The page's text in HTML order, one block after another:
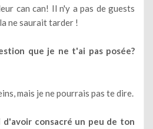
can can! Il n'y a pas de guests
ne saurait tarder !
que je ne t'ai pas posée?
mais je ne pourrais pas te dire.
d'avoir consacré un peu de ton